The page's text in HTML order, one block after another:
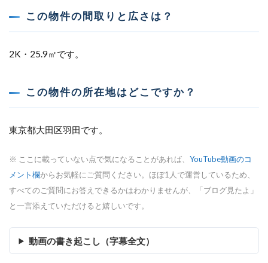
この物件の間取りと広さは？
2K・25.9㎡です。
この物件の所在地はどこですか？
東京都大田区羽田です。
※ ここに載っていない点で気になることがあれば、 YouTube動画のコ
メント欄からお気軽にご質問ください。ほぼ1人で運営しているため、
すべてのご質問にお答えできるかはわかりませんが、「ブログ見たよ」
と一言添えていただけると嬉しいです。
動画の書き起こし（字幕全文）